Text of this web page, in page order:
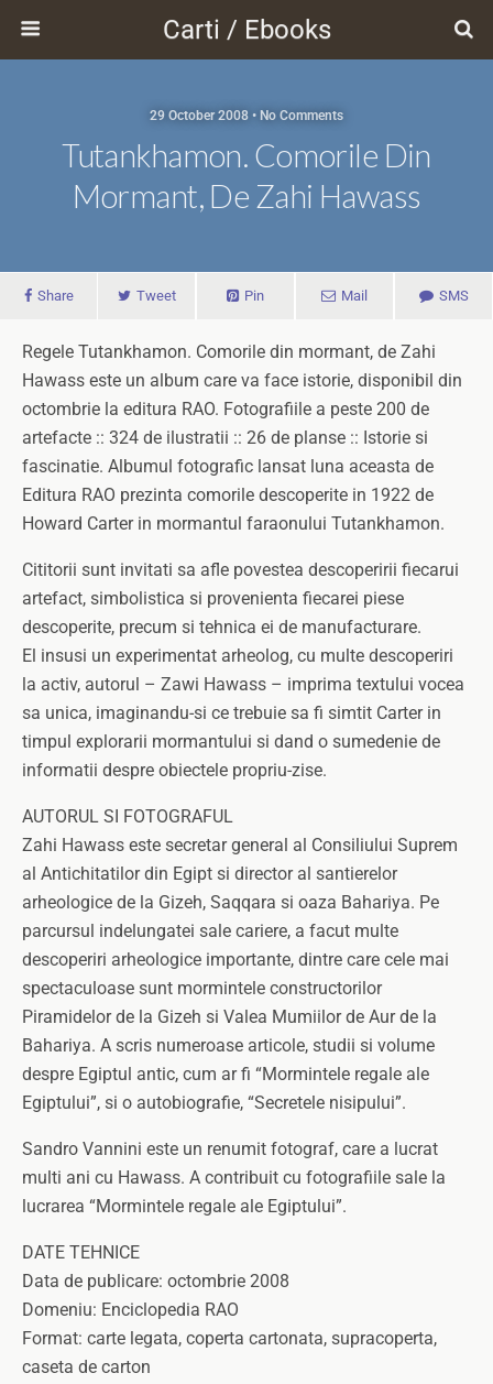
Carti / Ebooks
29 October 2008 • No Comments
Tutankhamon. Comorile Din
Mormant, De Zahi Hawass
Share Tweet Pin Mail SMS
Regele Tutankhamon. Comorile din mormant, de Zahi
Hawass este un album care va face istorie, disponibil din
octombrie la editura RAO. Fotografiile a peste 200 de
artefacte :: 324 de ilustratii :: 26 de planse :: Istorie si
fascinatie. Albumul fotografic lansat luna aceasta de
Editura RAO prezinta comorile descoperite in 1922 de
Howard Carter in mormantul faraonului Tutankhamon.
Cititorii sunt invitati sa afle povestea descoperirii fiecarui
artefact, simbolistica si provenienta fiecarei piese
descoperite, precum si tehnica ei de manufacturare.
El insusi un experimentat arheolog, cu multe descoperiri
la activ, autorul – Zawi Hawass – imprima textului vocea
sa unica, imaginandu-si ce trebuie sa fi simtit Carter in
timpul explorarii mormantului si dand o sumedenie de
informatii despre obiectele propriu-zise.
AUTORUL SI FOTOGRAFUL
Zahi Hawass este secretar general al Consiliului Suprem
al Antichitatilor din Egipt si director al santierelor
arheologice de la Gizeh, Saqqara si oaza Bahariya. Pe
parcursul indelungatei sale cariere, a facut multe
descoperiri arheologice importante, dintre care cele mai
spectaculoase sunt mormintele constructorilor
Piramidelor de la Gizeh si Valea Mumiilor de Aur de la
Bahariya. A scris numeroase articole, studii si volume
despre Egiptul antic, cum ar fi “Mormintele regale ale
Egiptului”, si o autobiografie, “Secretele nisipului”.
Sandro Vannini este un renumit fotograf, care a lucrat
multi ani cu Hawass. A contribuit cu fotografiile sale la
lucrarea “Mormintele regale ale Egiptului”.
DATE TEHNICE
Data de publicare: octombrie 2008
Domeniu: Enciclopedia RAO
Format: carte legata, coperta cartonata, supracoperta,
caseta de carton